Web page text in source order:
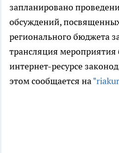
запланировано
обсуждений,
регионального бюджета
трансляция мероприятия
интернет-ресурсе
этом сообщается на